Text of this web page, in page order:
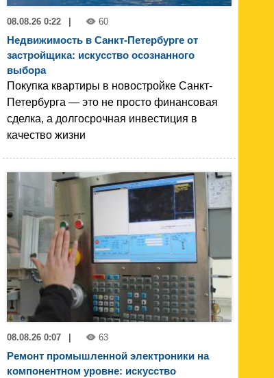
08.08.26 0:22 60
Недвижимость в Санкт-Петербурге от
застройщика: искусство осознанного
выбора
Покупка квартиры в новостройке Санкт-
Петербурга — это не просто финансовая
сделка, а долгосрочная инвестиция в
качество жизни
08.08.26 0:07 63
Ремонт промышленной электроники на
компонентном уровне: искусство